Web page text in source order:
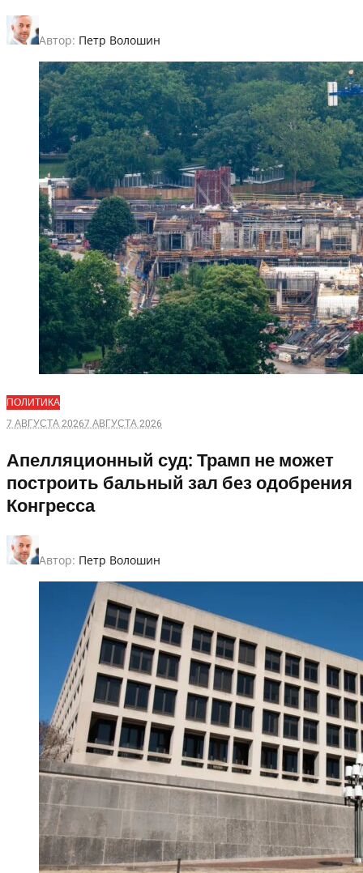
Автор: Петр Волошин
ПОЛИТИКА
7 АВГУСТА 20267 АВГУСТА 2026
Апелляционный суд: Трамп не может
построить бальный зал без одобрения
Конгресса
Автор: Петр Волошин